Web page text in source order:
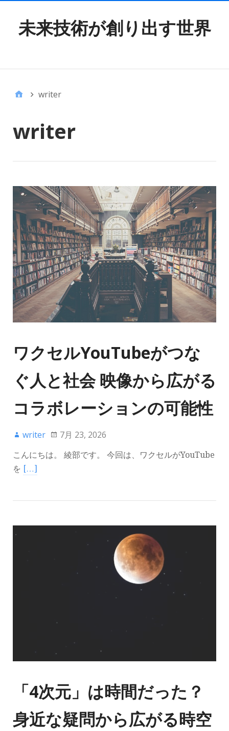
未来技術が創り出す世界
writer
writer
ワクセルYouTubeがつな
ぐ人と社会 映像から広がる
コラボレーションの可能性
writer 7月 23, 2026
こんにちは。 綾部です。 今回は、ワクセルがYouTube
を […]
「4次元」は時間だった？
身近な疑問から広がる時空